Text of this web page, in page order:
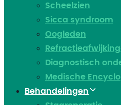
Scheelzien
Sicca syndroom
Oogleden
Diagnostisch
Medische
Behandelingen